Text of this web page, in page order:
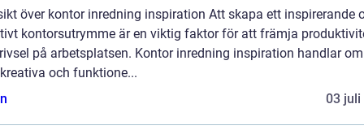
över kontor inredning inspiration Att skapa ett inspirerande
kontorsutrymme är en viktig faktor för att främja
på arbetsplatsen. Kontor inredning inspiration handlar
och funktione...
03 juli